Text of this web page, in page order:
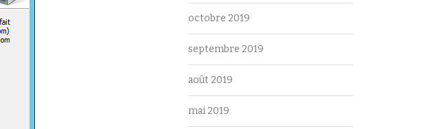
octobre 2019
septembre 2019
août 2019
mai 2019